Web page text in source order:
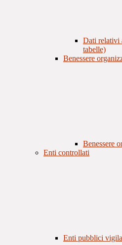
Dati relativi
tabelle)
Benessere
Benessere
Enti controllati
Enti pubblici